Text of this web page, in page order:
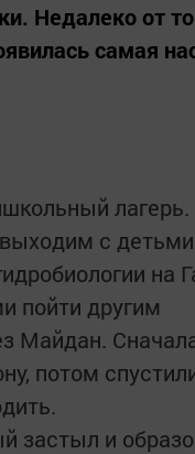
Недалеко от
самая
выходим с
на
пойти другим
Майдан.
потом
застыл и